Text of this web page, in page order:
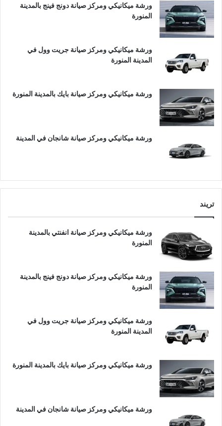
ورشة ميكانيكي ومركز صيانة دونج فينج بالمدينة
المنورة
ورشة ميكانيكي ومركز صيانة جريت وول في
المدينة المنورة
ورشة ميكانيكي ومركز صيانة بايك بالمدينة المنورة
ورشة ميكانيكي ومركز صيانة شانجان في المدينة
تريند
ورشة ميكانيكي ومركز صيانة انفنتي بالمدينة
المنورة
ورشة ميكانيكي ومركز صيانة دونج فينج بالمدينة
المنورة
ورشة ميكانيكي ومركز صيانة جريت وول في
المدينة المنورة
ورشة ميكانيكي ومركز صيانة بايك بالمدينة المنورة
ورشة ميكانيكي ومركز صيانة شانجان في المدينة